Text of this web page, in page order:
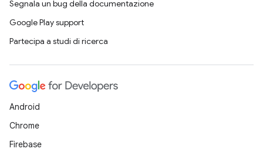
Segnala un bug della documentazione
Google Play support
Partecipa a studi di ricerca
Android
Chrome
Firebase